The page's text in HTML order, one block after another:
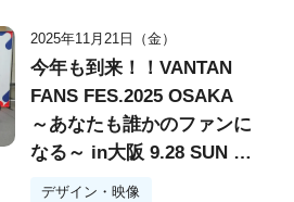
2025年11月21日（金）
今年も到来！！VANTAN
FANS FES.2025 OSAKA
～あなたも誰かのファンに
なる～ in大阪 9.28 SUN @
堂島リバーフォーラム
デザイン・映像